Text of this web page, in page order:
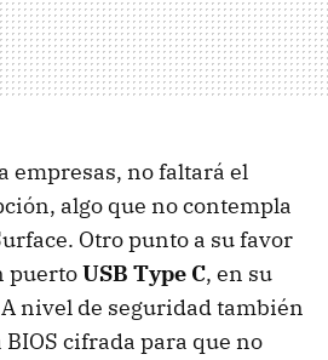
empresas, no faltará el
algo que no contempla
Otro punto a su favor
puertoUSB Type C, en su
nivel de seguridad también
cifrada para que no